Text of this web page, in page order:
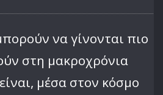
να γίνονται πιο
στη μακροχρόνια
μέσα στον κόσμο